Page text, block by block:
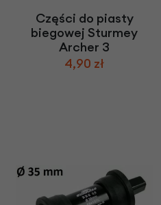
Części do piasty
biegowej Sturmey
Archer 3
4,90 zł